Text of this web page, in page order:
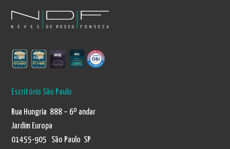
Escritório São Paulo
Rua Hungria 888 – 6º andar
Jardim Europa
01455-905 São Paulo SP